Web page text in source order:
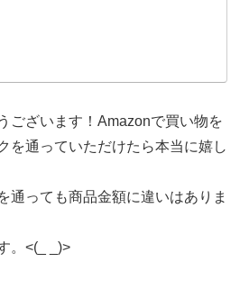
ございます！Amazonで買い物を
を通っていただけたら本当に嬉し
通っても商品金額に違いはありま
。<(_ _)>